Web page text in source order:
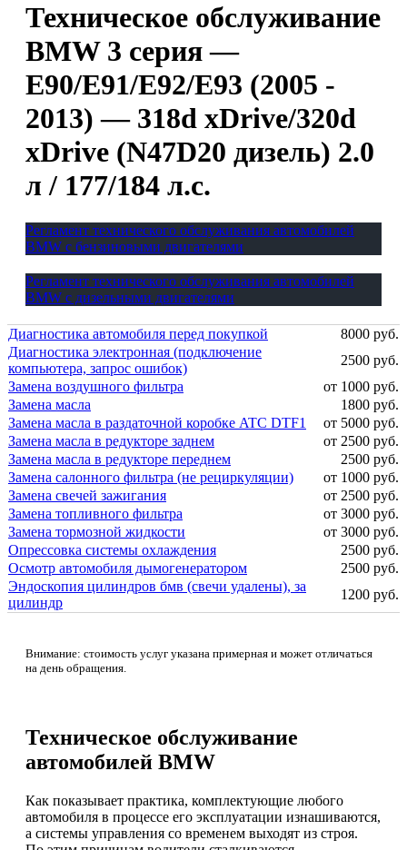
Техническое обслуживание
BMW 3 серия —
E90/E91/E92/E93 (2005 -
2013) — 318d xDrive/320d
xDrive (N47D20 дизель) 2.0
л / 177/184 л.с.
Регламент технического обслуживания автомобилей
BMW с бензиновыми двигателями
Регламент технического обслуживания автомобилей
BMW с дизельными двигателями
Диагностика автомобиля перед покупкой
8000 руб.
Диагностика электронная (подключение
компьютера, запрос ошибок)
2500 руб.
Замена воздушного фильтра
от 1000 руб.
Замена масла
1800 руб.
Замена масла в раздаточной коробке ATC DTF1
от 5000 руб.
Замена масла в редукторе заднем
от 2500 руб.
Замена масла в редукторе переднем
2500 руб.
Замена салонного фильтра (не рециркуляции)
от 1000 руб.
Замена свечей зажигания
от 2500 руб.
Замена топливного фильтра
от 3000 руб.
Замена тормозной жидкости
от 3000 руб.
Опрессовка системы охлаждения
2500 руб.
Осмотр автомобиля дымогенератором
2500 руб.
Эндоскопия цилиндров бмв (свечи удалены), за
цилиндр
1200 руб.
Внимание: стоимость услуг указана примерная и может отличаться
на день обращения.
Техническое обслуживание
автомобилей BMW
Как показывает практика, комплектующие любого
автомобиля в процессе его эксплуатации изнашиваются,
а системы управления со временем выходят из строя.